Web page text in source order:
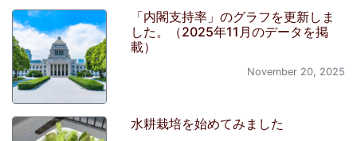
「内閣支持率」のグラフを更新しま
した。（2025年11月のデータを掲
載）
November 20, 2025
水耕栽培を始めてみました